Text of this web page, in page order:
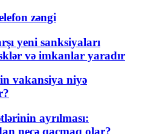
zəngi
yeni sanksiyaları
və imkanlar yaradır
vakansiya niyə
ayrılması:
necə qaçmaq olar?